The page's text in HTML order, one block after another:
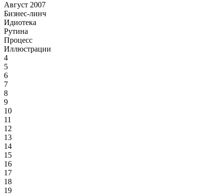
Август 2007
Бизнес-линч
Идиотека
Рутина
Процесс
Иллюстрации
4
5
6
7
8
9
10
11
12
13
14
15
16
17
18
19